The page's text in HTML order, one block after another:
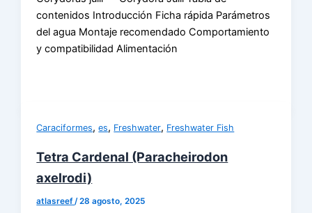
contenidos Introducción Ficha rápida Parámetros
del agua Montaje recomendado Comportamiento
y compatibilidad Alimentación
Caraciformes,es, Freshwater, Freshwater Fish
Tetra Cardenal (Paracheirodon
axelrodi)
atlasreef/28 agosto, 2025